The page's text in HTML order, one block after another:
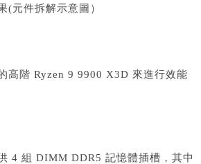
(元件拆解示意圖）
高階 Ryzen 9 9900 X3D 來進行效能
4 組 DIMM DDR5 記憶體插槽，其中